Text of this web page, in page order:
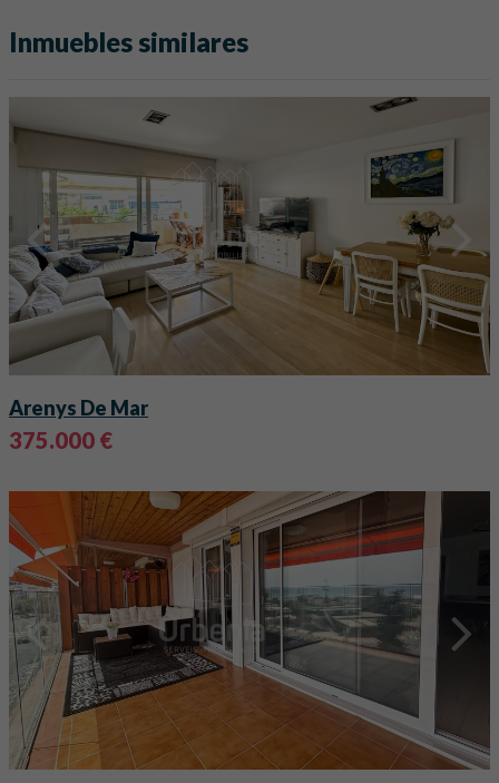
Inmuebles similares
Arenys De Mar
375.000 €